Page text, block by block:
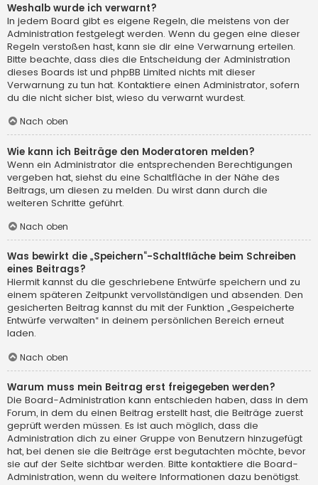
Weshalb wurde ich verwarnt?
In jedem Board gibt es eigene Regeln, die meistens von der
Administration festgelegt werden. Wenn du gegen eine dieser
Regeln verstoßen hast, kann sie dir eine Verwarnung erteilen.
Bitte beachte, dass dies die Entscheidung der Administration
dieses Boards ist und phpBB Limited nichts mit dieser
Verwarnung zu tun hat. Kontaktiere einen Administrator, sofern
du die nicht sicher bist, wieso du verwarnt wurdest.
Nach oben
Wie kann ich Beiträge den Moderatoren melden?
Wenn ein Administrator die entsprechenden Berechtigungen
vergeben hat, siehst du eine Schaltfläche in der Nähe des
Beitrags, um diesen zu melden. Du wirst dann durch die
weiteren Schritte geführt.
Nach oben
Was bewirkt die „Speichern“-Schaltfläche beim Schreiben
eines Beitrags?
Hiermit kannst du die geschriebene Entwürfe speichern und zu
einem späteren Zeitpunkt vervollständigen und absenden. Den
gesicherten Beitrag kannst du mit der Funktion „Gespeicherte
Entwürfe verwalten“ in deinem persönlichen Bereich erneut
laden.
Nach oben
Warum muss mein Beitrag erst freigegeben werden?
Die Board-Administration kann entschieden haben, dass in dem
Forum, in dem du einen Beitrag erstellt hast, die Beiträge zuerst
geprüft werden müssen. Es ist auch möglich, dass die
Administration dich zu einer Gruppe von Benutzern hinzugefügt
hat, bei denen sie die Beiträge erst begutachten möchte, bevor
sie auf der Seite sichtbar werden. Bitte kontaktiere die Board-
Administration, wenn du weitere Informationen dazu benötigst.